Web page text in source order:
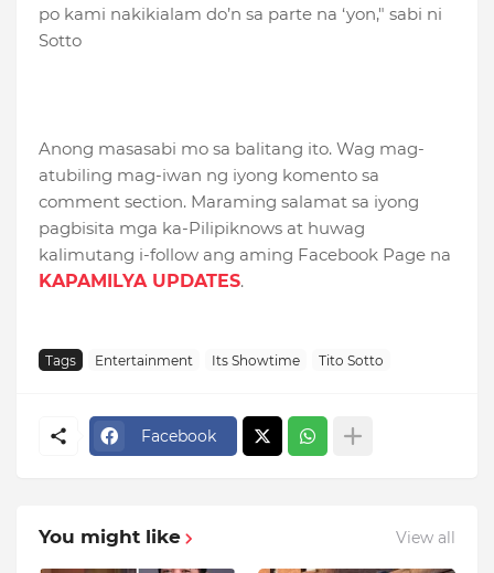
po kami nakikialam do’n sa parte na ‘yon," sabi ni
Sotto
Anong masasabi mo sa balitang ito. Wag mag-
atubiling mag-iwan ng iyong komento sa
comment section. Maraming salamat sa iyong
pagbisita mga ka-Pilipiknows at huwag
kalimutang i-follow ang aming Facebook Page na
KAPAMILYA UPDATES.
Tags Entertainment Its Showtime Tito Sotto
Facebook
You might like View all